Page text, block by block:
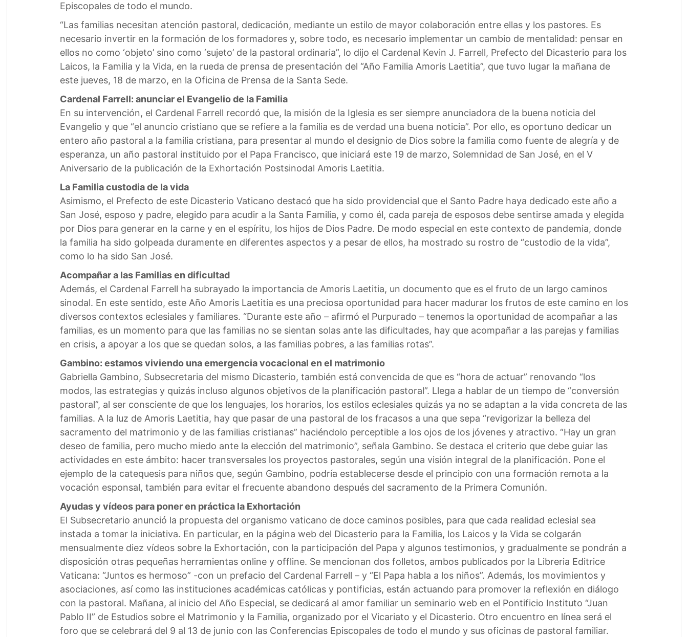
Episcopales de todo el mundo.
“Las familias necesitan atención pastoral, dedicación, mediante un estilo de mayor colaboración entre ellas y los pastores. Es
necesario invertir en la formación de los formadores y, sobre todo, es necesario implementar un cambio de mentalidad: pensar en
ellos no como ‘objeto’ sino como ‘sujeto’ de la pastoral ordinaria”, lo dijo el Cardenal Kevin J. Farrell, Prefecto del Dicasterio para los
Laicos, la Familia y la Vida, en la rueda de prensa de presentación del “Año Familia Amoris Laetitia”, que tuvo lugar la mañana de
este jueves, 18 de marzo, en la Oficina de Prensa de la Santa Sede.
Cardenal Farrell: anunciar el Evangelio de la Familia
En su intervención, el Cardenal Farrell recordó que, la misión de la Iglesia es ser siempre anunciadora de la buena noticia del
Evangelio y que “el anuncio cristiano que se refiere a la familia es de verdad una buena noticia”. Por ello, es oportuno dedicar un
entero año pastoral a la familia cristiana, para presentar al mundo el designio de Dios sobre la familia como fuente de alegría y de
esperanza, un año pastoral instituido por el Papa Francisco, que iniciará este 19 de marzo, Solemnidad de San José, en el V
Aniversario de la publicación de la Exhortación Postsinodal Amoris Laetitia.
La Familia custodia de la vida
Asimismo, el Prefecto de este Dicasterio Vaticano destacó que ha sido providencial que el Santo Padre haya dedicado este año a
San José, esposo y padre, elegido para acudir a la Santa Familia, y como él, cada pareja de esposos debe sentirse amada y elegida
por Dios para generar en la carne y en el espíritu, los hijos de Dios Padre. De modo especial en este contexto de pandemia, donde
la familia ha sido golpeada duramente en diferentes aspectos y a pesar de ellos, ha mostrado su rostro de “custodio de la vida”,
como lo ha sido San José.
Acompañar a las Familias en dificultad
Además, el Cardenal Farrell ha subrayado la importancia de Amoris Laetitia, un documento que es el fruto de un largo caminos
sinodal. En este sentido, este Año Amoris Laetitia es una preciosa oportunidad para hacer madurar los frutos de este camino en los
diversos contextos eclesiales y familiares. “Durante este año – afirmó el Purpurado – tenemos la oportunidad de acompañar a las
familias, es un momento para que las familias no se sientan solas ante las dificultades, hay que acompañar a las parejas y familias
en crisis, a apoyar a los que se quedan solos, a las familias pobres, a las familias rotas”.
Gambino: estamos viviendo una emergencia vocacional en el matrimonio
Gabriella Gambino, Subsecretaria del mismo Dicasterio, también está convencida de que es “hora de actuar” renovando “los
modos, las estrategias y quizás incluso algunos objetivos de la planificación pastoral”. Llega a hablar de un tiempo de “conversión
pastoral”, al ser consciente de que los lenguajes, los horarios, los estilos eclesiales quizás ya no se adaptan a la vida concreta de las
familias. A la luz de Amoris Laetitia, hay que pasar de una pastoral de los fracasos a una que sepa “revigorizar la belleza del
sacramento del matrimonio y de las familias cristianas” haciéndolo perceptible a los ojos de los jóvenes y atractivo. “Hay un gran
deseo de familia, pero mucho miedo ante la elección del matrimonio”, señala Gambino. Se destaca el criterio que debe guiar las
actividades en este ámbito: hacer transversales los proyectos pastorales, según una visión integral de la planificación. Pone el
ejemplo de la catequesis para niños que, según Gambino, podría establecerse desde el principio con una formación remota a la
vocación esponsal, también para evitar el frecuente abandono después del sacramento de la Primera Comunión.
Ayudas y vídeos para poner en práctica la Exhortación
El Subsecretario anunció la propuesta del organismo vaticano de doce caminos posibles, para que cada realidad eclesial sea
instada a tomar la iniciativa. En particular, en la página web del Dicasterio para la Familia, los Laicos y la Vida se colgarán
mensualmente diez vídeos sobre la Exhortación, con la participación del Papa y algunos testimonios, y gradualmente se pondrán a
disposición otras pequeñas herramientas online y offline. Se mencionan dos folletos, ambos publicados por la Libreria Editrice
Vaticana: “Juntos es hermoso” -con un prefacio del Cardenal Farrell – y “El Papa habla a los niños”. Además, los movimientos y
asociaciones, así como las instituciones académicas católicas y pontificias, están actuando para promover la reflexión en diálogo
con la pastoral. Mañana, al inicio del Año Especial, se dedicará al amor familiar un seminario web en el Pontificio Instituto “Juan
Pablo II” de Estudios sobre el Matrimonio y la Familia, organizado por el Vicariato y el Dicasterio. Otro encuentro en línea será el
foro que se celebrará del 9 al 13 de junio con las Conferencias Episcopales de todo el mundo y sus oficinas de pastoral familiar.